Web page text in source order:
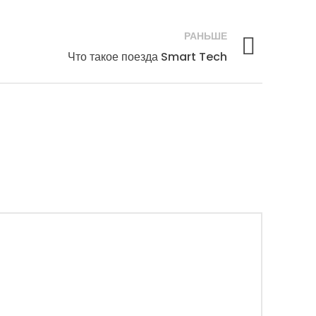
РАНЬШЕ
Что такое поезда Smart Tech
Прием заказов через сайт